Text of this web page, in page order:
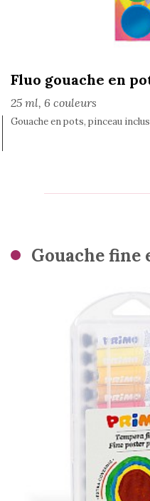
Fluo gouache en
25 ml, 6 couleurs
Gouache en pots, pinceau
Gouache fine